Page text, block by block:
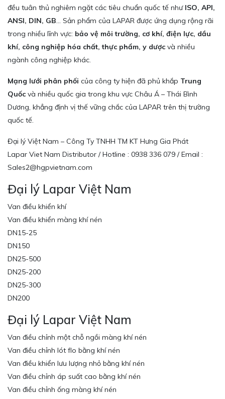
đều tuân thủ nghiêm ngặt các tiêu chuẩn quốc tế như ISO, API,
ANSI, DIN, GB… Sản phẩm của LAPAR được ứng dụng rộng rãi
trong nhiều lĩnh vực: bảo vệ môi trường, cơ khí, điện lực, dầu
khí, công nghiệp hóa chất, thực phẩm, y dược và nhiều
ngành công nghiệp khác.
Mạng lưới phân phối của công ty hiện đã phủ khắp Trung
Quốc và nhiều quốc gia trong khu vực Châu Á – Thái Bình
Dương, khẳng định vị thế vững chắc của LAPAR trên thị trường
quốc tế.
Đại lý Việt Nam – Công Ty TNHH TM KT Hưng Gia Phát
Lapar Viet Nam Distributor / Hotline : 0938 336 079 / Email :
Sales2@hgpvietnam.com
Đại lý Lapar Việt Nam
Van điều khiển khí
Van điều khiển màng khí nén
DN15-25
DN150
DN25-500
DN25-200
DN25-300
DN200
Đại lý Lapar Việt Nam
Van điều chỉnh một chỗ ngồi màng khí nén
Van điều chỉnh lót flo bằng khí nén
Van điều khiển lưu lượng nhỏ bằng khí nén
Van điều chỉnh áp suất cao bằng khí nén
Van điều chỉnh ống màng khí nén